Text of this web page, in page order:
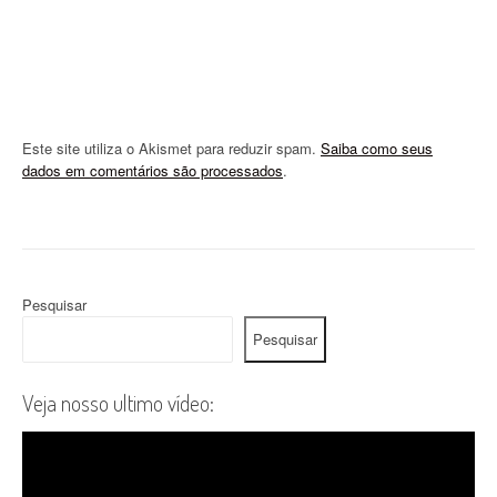
Este site utiliza o Akismet para reduzir spam. Saiba como seus
dados em comentários são processados.
Pesquisar
Pesquisar
Veja nosso ultimo vídeo: